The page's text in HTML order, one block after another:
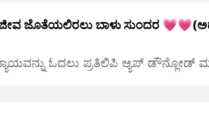
ಜೊತೆಯಲಿರಲು ಬಾಳು ಸುಂದರ
ಓದಲು ಪ್ರತಿಲಿಪಿ ಆ್ಯಪ್ ಡೌನ್ಲೋಡ್